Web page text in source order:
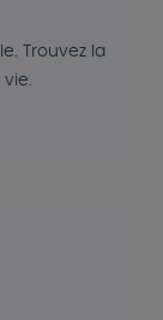
Trouvez la